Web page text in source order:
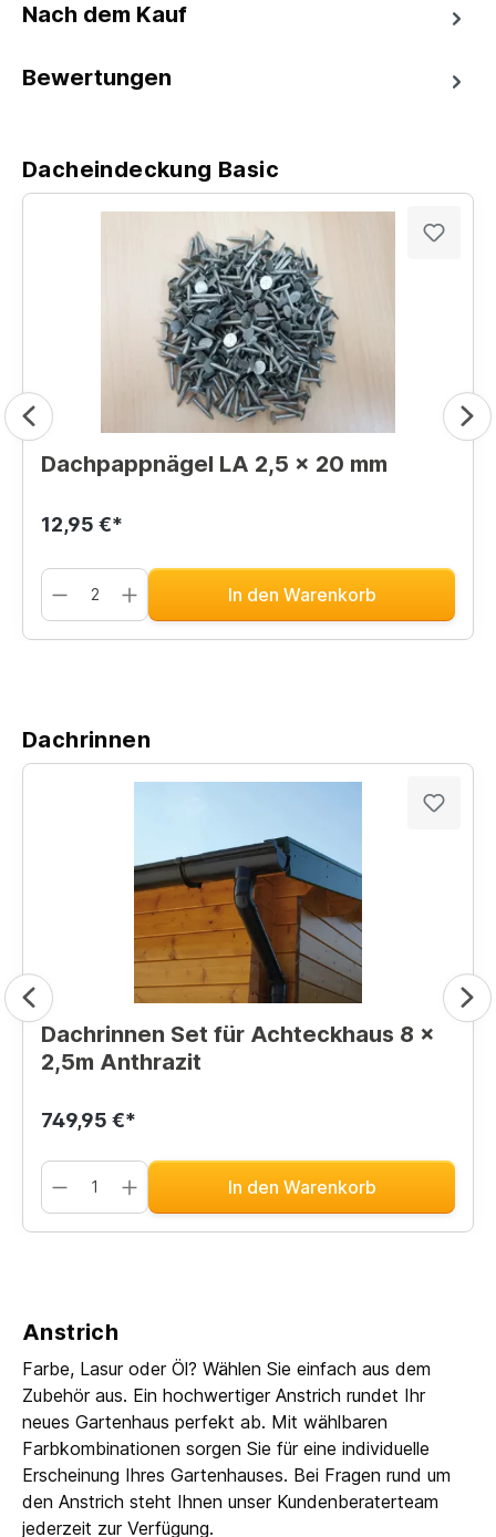
Nach dem Kauf
Bewertungen
Dacheindeckung Basic
Dachpappnägel LA 2,5 x 20 mm
12,95 €*
In den Warenkorb
Dachrinnen
Dachrinnen Set für Achteckhaus 8 x
2,5m Anthrazit
749,95 €*
In den Warenkorb
Anstrich
Farbe, Lasur oder Öl? Wählen Sie einfach aus dem
Zubehör aus. Ein hochwertiger Anstrich rundet Ihr
neues Gartenhaus perfekt ab. Mit wählbaren
Farbkombinationen sorgen Sie für eine individuelle
Erscheinung Ihres Gartenhauses. Bei Fragen rund um
den Anstrich steht Ihnen unser Kundenberaterteam
jederzeit zur Verfügung.